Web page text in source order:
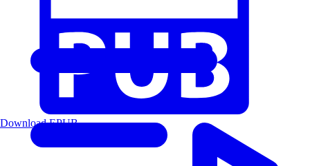
Download EPUB